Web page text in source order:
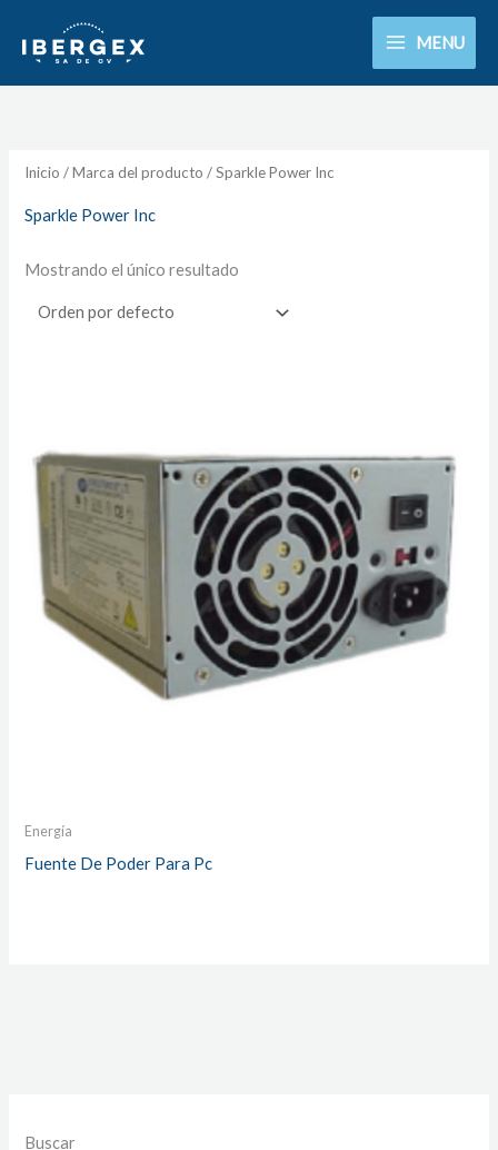
MENU
Buscar
Inicio / Marca del producto / Sparkle Power Inc
Sparkle Power Inc
Mostrando el único resultado
Energía
Fuente De Poder Para Pc